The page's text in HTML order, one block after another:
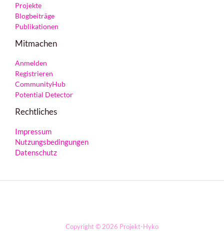
Projekte
Blogbeiträge
Publikationen
Mitmachen
Anmelden
Registrieren
CommunityHub
Potential Detector
Rechtliches
Impressum
Nutzungsbedingungen
Datenschutz
Copyright © 2026 Projekt-Hyko